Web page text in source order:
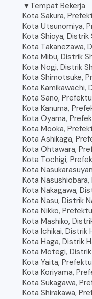
▼Tempat Bekerja
Kota Sakura,
Kota Utsunomiya,
Kota Shioya,
Kota Takanezawa,
Kota Mibu, Distrik
Kota Nogi, Distrik
Kota Shimotsuke,
Kota Kamikawachi,
Kota Sano,
Kota Kanuma,
Kota Oyama,
Kota Mooka,
Kota Ashikaga,
Kota Ohtawara,
Kota Tochigi,
Kota
Kota
Kota Nakagawa,
Kota Nasu, Distrik
Kota Nikko,
Kota Mashiko,
Kota Ichikai, Distrik
Kota Haga, Distrik
Kota Motegi,
Kota Yaita,
Kota Koriyama,
Kota Sukagawa,
Kota Shirakawa,